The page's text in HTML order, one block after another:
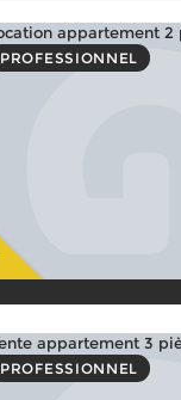
PROFESSIONNEL
PROFESSIONNEL